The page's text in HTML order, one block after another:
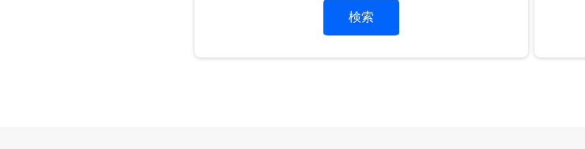
検索